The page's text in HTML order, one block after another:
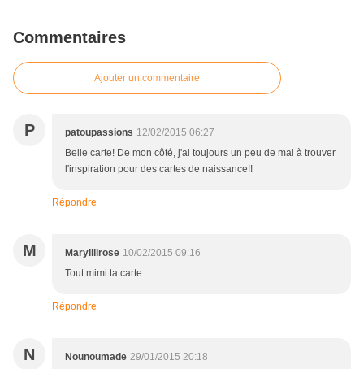
Commentaires
Ajouter un commentaire
P patoupassions 12/02/2015 06:27
Belle carte! De mon côté, j'ai toujours un peu de mal à trouver
l'inspiration pour des cartes de naissance!!
Répondre
M Marylilirose 10/02/2015 09:16
Tout mimi ta carte
Répondre
N Nounoumade 29/01/2015 20:18